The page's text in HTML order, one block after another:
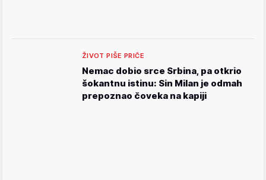
ŽIVOT PIŠE PRIČE
Nemac dobio srce Srbina, pa otkrio
šokantnu istinu: Sin Milan je odmah
prepoznao čoveka na kapiji